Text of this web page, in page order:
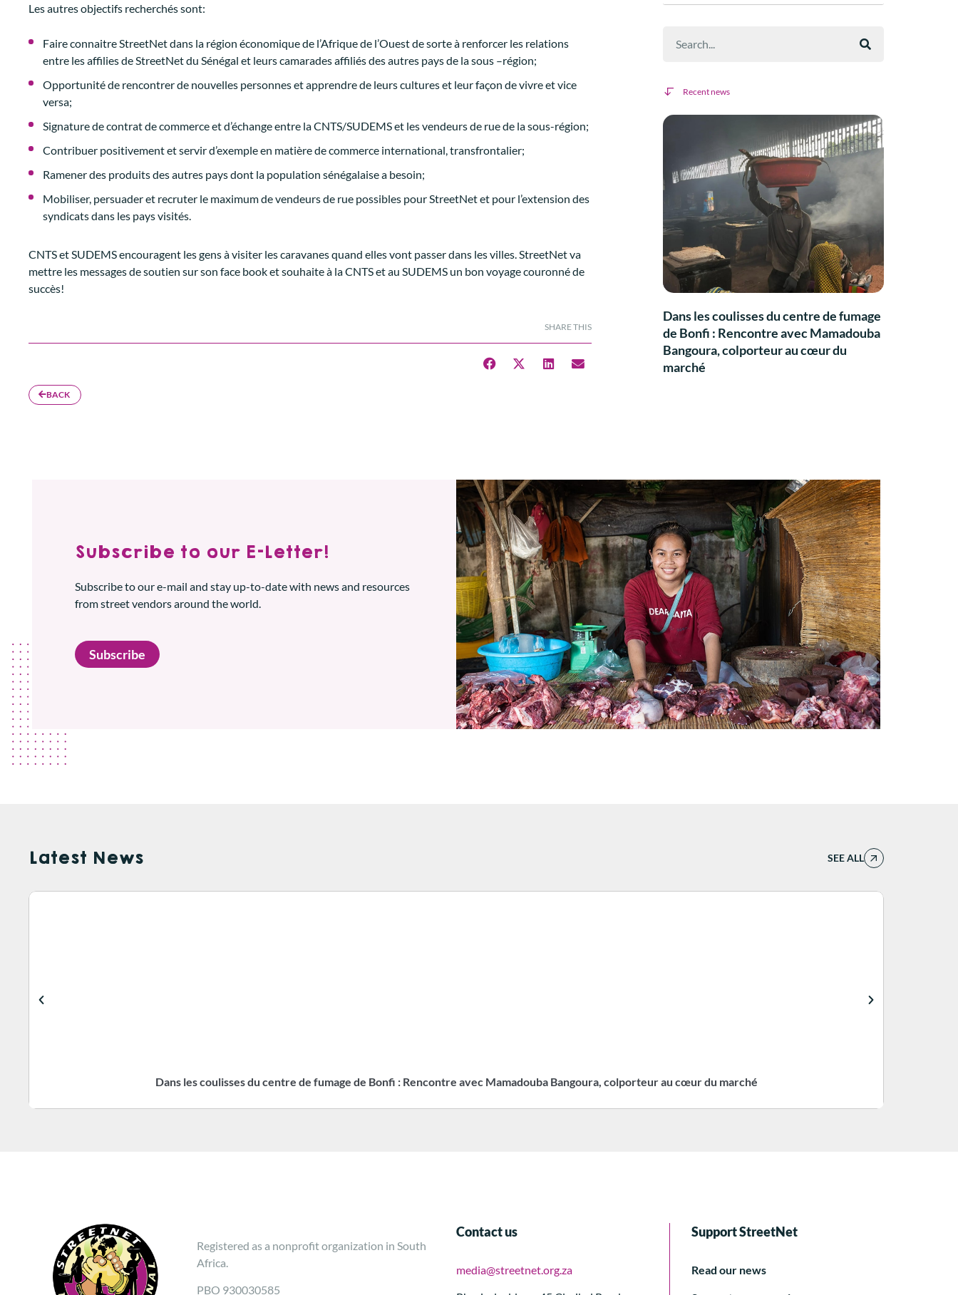
Les autres objectifs recherchés sont:
Faire connaitre StreetNet dans la région économique de l’Afrique de l’Ouest de sorte à renforcer les relations
entre les affilies de StreetNet du Sénégal et leurs camarades affiliés des autres pays de la sous –région;
Opportunité de rencontrer de nouvelles personnes et apprendre de leurs cultures et leur façon de vivre et vice
versa;
Signature de contrat de commerce et d’échange entre la CNTS/SUDEMS et les vendeurs de rue de la sous-région;
Contribuer positivement et servir d’exemple en matière de commerce international, transfrontalier;
Ramener des produits des autres pays dont la population sénégalaise a besoin;
Mobiliser, persuader et recruter le maximum de vendeurs de rue possibles pour StreetNet et pour l’extension des
syndicats dans les pays visités.
CNTS et SUDEMS encouragent les gens à visiter les caravanes quand elles vont passer dans les villes. StreetNet va
mettre les messages de soutien sur son face book et souhaite à la CNTS et au SUDEMS un bon voyage couronné de
succès!
SHARE THIS
BACK
Recent news
Dans les coulisses du centre de fumage
de Bonfi : Rencontre avec Mamadouba
Bangoura, colporteur au cœur du
marché
Subscribe to our E-Letter!
Subscribe to our e-mail and stay up-to-date with news and resources
from street vendors around the world.
Subscribe
Latest News SEE ALL
Dans les coulisses du centre de fumage de Bonfi : Rencontre avec Mamadouba Bangoura, colporteur au cœur du marché
Registered as a nonprofit organization in South
Africa.
PBO 930030585
Contact us
media@streetnet.org.za
Support StreetNet
Read our news